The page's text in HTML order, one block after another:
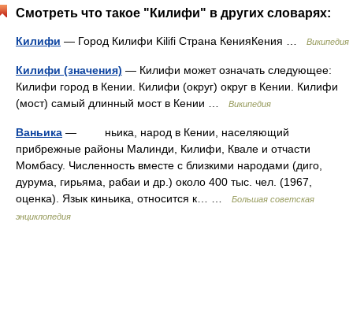
Смотреть что такое "Килифи" в других словарях:
Килифи — Город Килифи Kilifi Страна КенияКения … Википедия
Килифи (значения) — Килифи может означать следующее:
Килифи город в Кении. Килифи (округ) округ в Кении. Килифи
(мост) самый длинный мост в Кении …
Википедия
Ваньика — ньика, народ в Кении, населяющий
прибрежные районы Малинди, Килифи, Квале и отчасти
Момбасу. Численность вместе с близкими народами (диго,
дурума, гирьяма, рабаи и др.) около 400 тыс. чел. (1967,
оценка). Язык киньика, относится к… …
Большая советская
энциклопедия